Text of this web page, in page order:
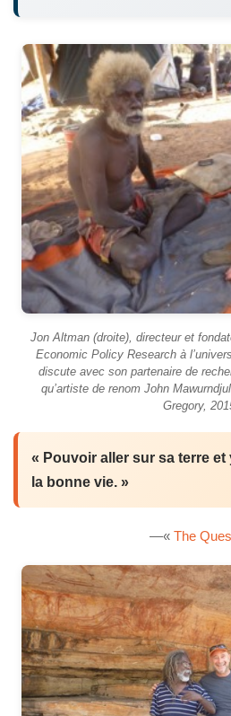
Jon Altman (droite), directeur et
Economic Policy Research à
discute avec son partenaire de
qu’artiste de renom John
Gregory,
« Pouvoir aller sur sa terre et
la bonne vie. »
—« The